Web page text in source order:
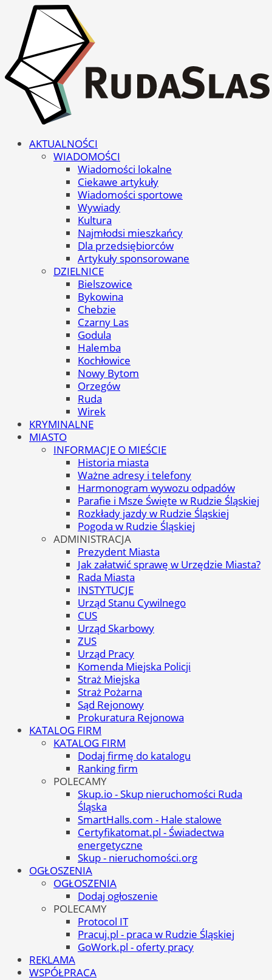
AKTUALNOŚCI
WIADOMOŚCI
Wiadomości lokalne
Ciekawe artykuły
Wiadomości sportowe
Wywiady
Kultura
Najmłodsi mieszkańcy
Dla przedsiębiorców
Artykuły sponsorowane
DZIELNICE
Bielszowice
Bykowina
Chebzie
Czarny Las
Godula
Halemba
Kochłowice
Nowy Bytom
Orzegów
Ruda
Wirek
KRYMINALNE
MIASTO
INFORMACJE O MIEŚCIE
Historia miasta
Ważne adresy i telefony
Harmonogram wywozu odpadów
Parafie i Msze Święte w Rudzie Śląskiej
Rozkłady jazdy w Rudzie Śląskiej
Pogoda w Rudzie Śląskiej
ADMINISTRACJA
Prezydent Miasta
Jak załatwić sprawę w Urzędzie Miasta?
Rada Miasta
INSTYTUCJE
Urząd Stanu Cywilnego
CUS
Urząd Skarbowy
ZUS
Urząd Pracy
Komenda Miejska Policji
Straż Miejska
Straż Pożarna
Sąd Rejonowy
Prokuratura Rejonowa
KATALOG FIRM
KATALOG FIRM
Dodaj firmę do katalogu
Ranking firm
POLECAMY
Skup.io - Skup nieruchomości Ruda
Śląska
SmartHalls.com - Hale stalowe
Certyfikatomat.pl - Świadectwa
energetyczne
Skup - nieruchomości.org
OGŁOSZENIA
OGŁOSZENIA
Dodaj ogłoszenie
POLECAMY
Protocol IT
Pracuj.pl - praca w Rudzie Śląskiej
GoWork.pl - oferty pracy
REKLAMA
WSPÓŁPRACA